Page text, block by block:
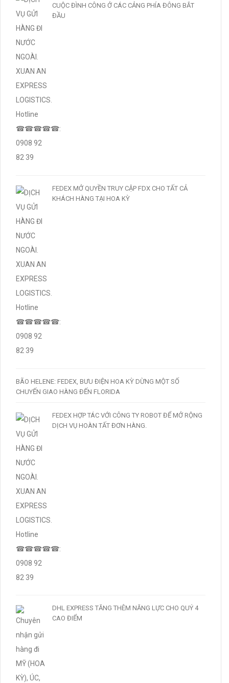
CUỘC ĐÌNH CÔNG Ở CÁC CẢNG PHÍA ĐÔNG BẮT
ĐẦU
FEDEX MỞ QUYỀN TRUY CẬP FDX CHO TẤT CẢ
KHÁCH HÀNG TẠI HOA KỲ
BÃO HELENE: FEDEX, BƯU ĐIỆN HOA KỲ DỪNG MỘT SỐ
CHUYẾN GIAO HÀNG ĐẾN FLORIDA
FEDEX HỢP TÁC VỚI CÔNG TY ROBOT ĐỂ MỞ RỘNG
DỊCH VỤ HOÀN TẤT ĐƠN HÀNG.
DHL EXPRESS TĂNG THÊM NĂNG LỰC CHO QUÝ 4
CAO ĐIỂM